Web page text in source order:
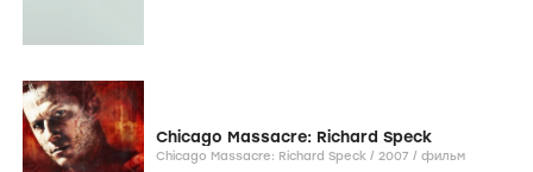
Chicago Massacre: Richard Speck
Chicago Massacre: Richard Speck / 2007 / фильм